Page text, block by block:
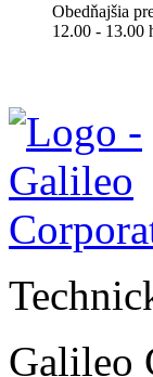
Obedňajšia
12.00 - 13.00
Galileo